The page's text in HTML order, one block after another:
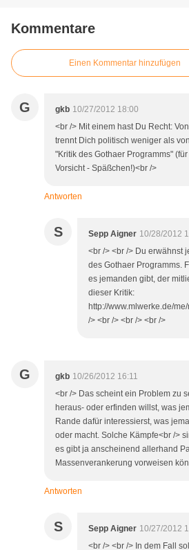
Kommentare
Einen Kommentar hinzufügen
G gkb 10/27/2012 18:00
<br /> Mit einem hast Du Recht:
trennt Dich politisch weniger als
"Kritik des Gothaer Programms"
Vorsicht - Späßchen!)<br />
Antworten
S Sepp Aigner 10/28/2012
<br /> <br /> Du erwähnst
des Gothaer Programms.
es jemanden gibt, der
dieser Kritik:
http://www.mlwerke.de/
/> <br /> <br /> <br />
G gkb 10/26/2012 16:11
<br /> Das scheint ein Problem zu
heraus- oder erfinden willst, was
Rande dafür interessierst, was
oder macht. Solche Kämpfe<br />
es gibt ja anscheinend allerhand
Massenverankerung vorweisen
Antworten
S Sepp Aigner 10/27/2012
<br /> <br /> In dem Fall